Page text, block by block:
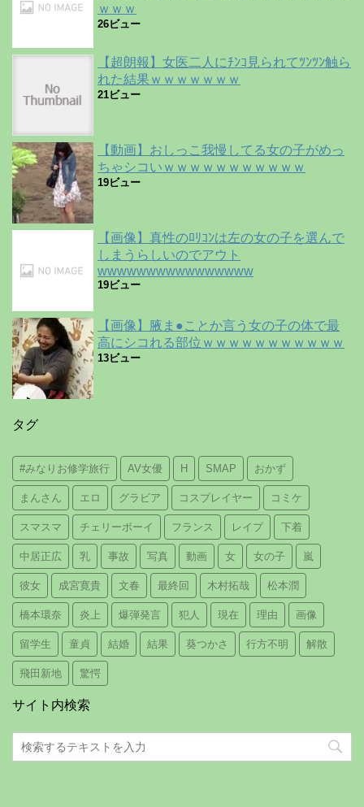
ｗｗｗ
26ビュー
【超朗報】女医二人にﾁﾝｺ見られてﾂﾝﾂﾝ触ら
れた結果ｗｗｗｗｗｗｗ
21ビュー
【動画】おしっこ我慢してる女の子がめっ
ちゃシコいｗｗｗｗｗｗｗｗｗｗｗ
19ビュー
【画像】真性のﾛﾘｺﾝは左の女の子を選んで
しまうらしいのでアウト
wwwwwwwwwwwwwwww
19ビュー
【画像】腋ま●ことか言う女の子の体で最
高にシコれる部位ｗｗｗｗｗｗｗｗｗｗｗ
13ビュー
タグ
#みなりお修学旅行 AV女優 H SMAP おかず
まんさん エロ グラビア コスプレイヤー コミケ
スマスマ チェリーボーイ フランス レイプ 下着
中居正広 乳 事故 写真 動画 女 女の子 嵐
彼女 成宮寛貴 文春 最終回 木村拓哉 松本潤
橋本環奈 炎上 爆弾発言 犯人 現在 理由 画像
留学生 童貞 結婚 結果 葵つかさ 行方不明 解散
飛田新地 驚愕
サイト内検索